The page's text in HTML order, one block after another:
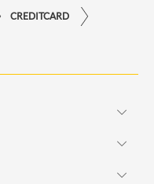
CREDITCARD